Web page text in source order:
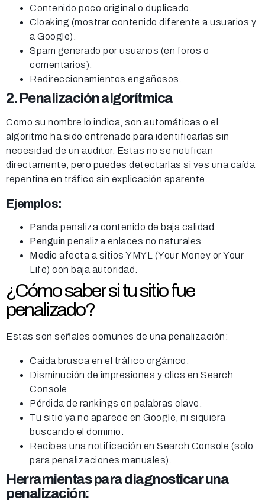
Contenido poco original o duplicado.
Cloaking (mostrar contenido diferente a usuarios y
a Google).
Spam generado por usuarios (en foros o
comentarios).
Redireccionamientos engañosos.
2. Penalización algorítmica
Como su nombre lo indica, son automáticas o el
algoritmo ha sido entrenado para identificarlas sin
necesidad de un auditor. Estas no se notifican
directamente, pero puedes detectarlas si ves una caída
repentina en tráfico sin explicación aparente.
Ejemplos:
Panda penaliza contenido de baja calidad.
Penguin penaliza enlaces no naturales.
Medic afecta a sitios YMYL (Your Money or Your
Life) con baja autoridad.
¿Cómo saber si tu sitio fue
penalizado?
Estas son señales comunes de una penalización:
Caída brusca en el tráfico orgánico.
Disminución de impresiones y clics en Search
Console.
Pérdida de rankings en palabras clave.
Tu sitio ya no aparece en Google, ni siquiera
buscando el dominio.
Recibes una notificación en Search Console (solo
para penalizaciones manuales).
Herramientas para diagnosticar una
penalización: